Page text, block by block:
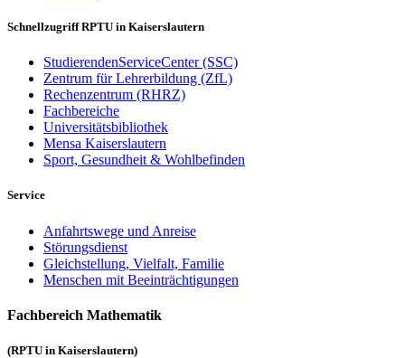
Schnellzugriff RPTU in Kaiserslautern
StudierendenServiceCenter (SSC)
Zentrum für Lehrerbildung (ZfL)
Rechenzentrum (RHRZ)
Fachbereiche
Universitätsbibliothek
Mensa Kaiserslautern
Sport, Gesundheit & Wohlbefinden
Service
Anfahrtswege und Anreise
Störungsdienst
Gleichstellung, Vielfalt, Familie
Menschen mit Beeinträchtigungen
Fachbereich Mathematik
(RPTU in Kaiserslautern)